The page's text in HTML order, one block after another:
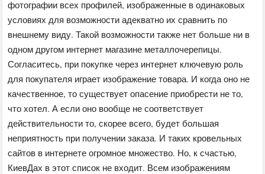
фотографии всех профилей, изображенные в одинаковых
условиях для возможности адекватно их сравнить по
внешнему виду. Такой возможности также нет больше ни в
одном другом интернет магазине металлочерепицы.
Согласитесь, при покупке через интернет ключевую роль
для покупателя играет изображение товара. И когда оно не
качественное, то существует опасение приобрести не то,
что хотел. А если оно вообще не соответствует
действительности то, скорее всего, будет большая
неприятность при получении заказа. И таких кровельных
сайтов в интернете огромное множество. Но, к счастью,
КиевДах в этот список не входит. Всем изображениям